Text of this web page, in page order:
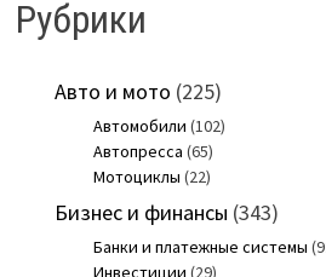
Рубрики
Авто и мото (225)
Автомобили (102)
Автопресса (65)
Мотоциклы (22)
Бизнес и финансы (343)
Банки и платежные системы
Инвестиции (29)